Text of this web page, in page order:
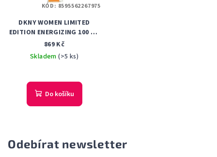
DKNY WOMEN LIMITED
EDITION ENERGIZING 100 ML
TOALETNÍ VODA DÁMSKÁ
869 Kč
Skladem(>5 ks)
Do košíku
KÓD: 8595562267975
Odebírat newsletter